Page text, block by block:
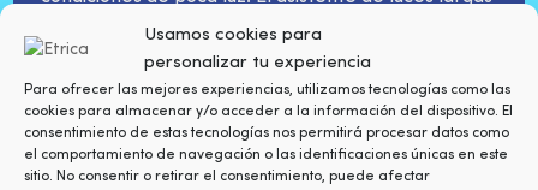
Usamos cookies para
personalizar tu experiencia
Para ofrecer las mejores experiencias, utilizamos tecnologías como las
cookies para almacenar y/o acceder a la información del dispositivo. El
consentimiento de estas tecnologías nos permitirá procesar datos como
el comportamiento de navegación o las identificaciones únicas en este
sitio. No consentir o retirar el consentimiento, puede afectar
(HBA) cambia automáticamente entre luces largas
y cortas en función del tráfico, evitando deslumbrar
a otros conductores.
TRANQUILIDAD PARA TODA LA FAMILIA
El Hyundai Tucson PHEV no solo se preocupa por la